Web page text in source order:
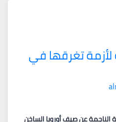
تغرقها في
الناجمة عن صيف أوروبا الساخن